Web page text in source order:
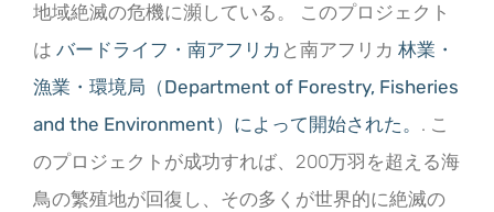
地域絶滅の危機に瀕している。 このプロジェクト
は バードライフ・南アフリカ と南アフリカ 林業・
漁業・環境局（Department of Forestry, Fisheries
and the Environment）によって開始された。 . こ
のプロジェクトが成功すれば、200万羽を超える海
鳥の繁殖地が回復し、その多くが世界的に絶滅の